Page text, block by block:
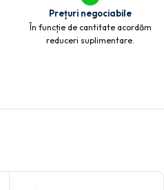
Prețuri negociabile
În funcție de cantitate acordăm
reduceri suplimentare.